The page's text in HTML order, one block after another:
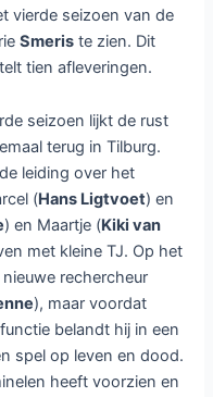
vierde seizoen van de
Smeris te zien. Dit
tien afleveringen.
seizoen lijkt de rust
terug in Tilburg.
leiding over het
(Hans Ligtvoet) en
) en Maartje (Kiki van
met kleine TJ. Op het
rechercheur
), maar voordat
belandt hij in een
spel op leven en dood.
heeft voorzien en